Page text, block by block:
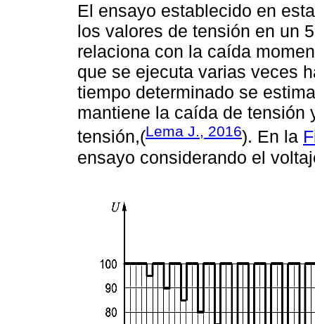
El ensayo establecido en
los valores de tensión en un
relaciona con la caída
que se ejecuta varias veces
tiempo determinado se
mantiene la caída de tensión
tensión,(Lema J., 2016). En la
ensayo considerando el